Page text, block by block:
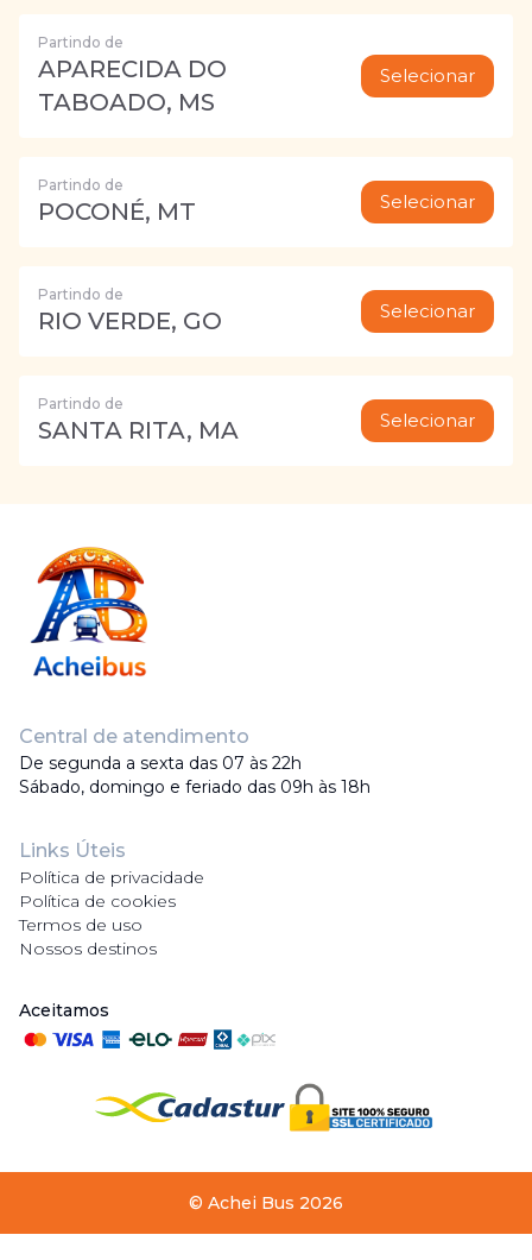
Partindo de
APARECIDA DO
TABOADO, MS
Selecionar
Partindo de
POCONÉ, MT Selecionar
Partindo de
RIO VERDE, GO Selecionar
Partindo de
SANTA RITA, MA Selecionar
Central de atendimento
De segunda a sexta das 07 às 22h
Sábado, domingo e feriado das 09h às 18h
Links Úteis
Política de privacidade
Política de cookies
Termos de uso
Nossos destinos
Aceitamos
© Achei Bus 2026